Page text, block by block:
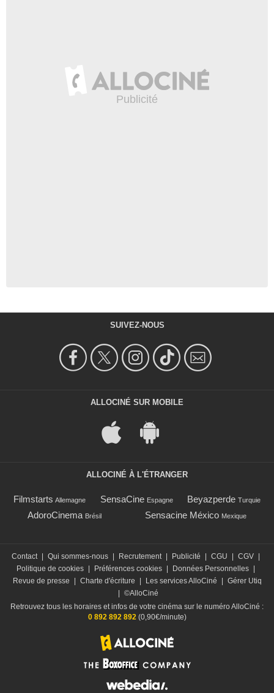
SUIVEZ-NOUS
ALLOCINÉ SUR MOBILE
ALLOCINÉ À L'ÉTRANGER
Filmstarts Allemagne SensaCine Espagne Beyazperde Turquie
AdoroCinema Brésil Sensacine México Mexique
Contact Qui sommes-nous Recrutement Publicité CGU CGV
Politique de cookies
Préférences cookies Données Personnelles
Revue de presse
Charte d'écriture Les services AlloCiné
Gérer Utiq
©AlloCiné
Retrouvez tous les horaires et infos de votre cinéma sur le numéro AlloCiné :
0 892 892 892(0,90€/minute)